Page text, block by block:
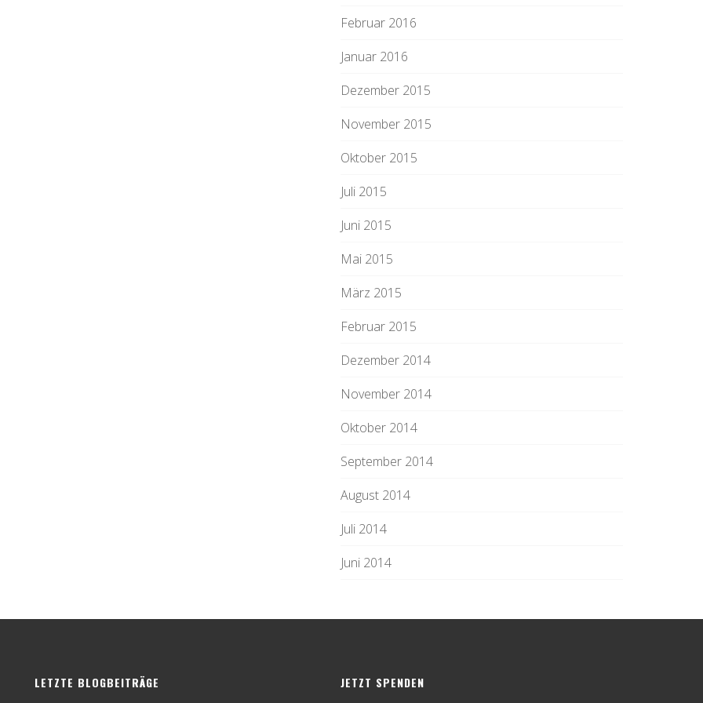
Februar 2016
Januar 2016
Dezember 2015
November 2015
Oktober 2015
Juli 2015
Juni 2015
Mai 2015
März 2015
Februar 2015
Dezember 2014
November 2014
Oktober 2014
September 2014
August 2014
Juli 2014
Juni 2014
LETZTE BLOGBEITRÄGE JETZT SPENDEN